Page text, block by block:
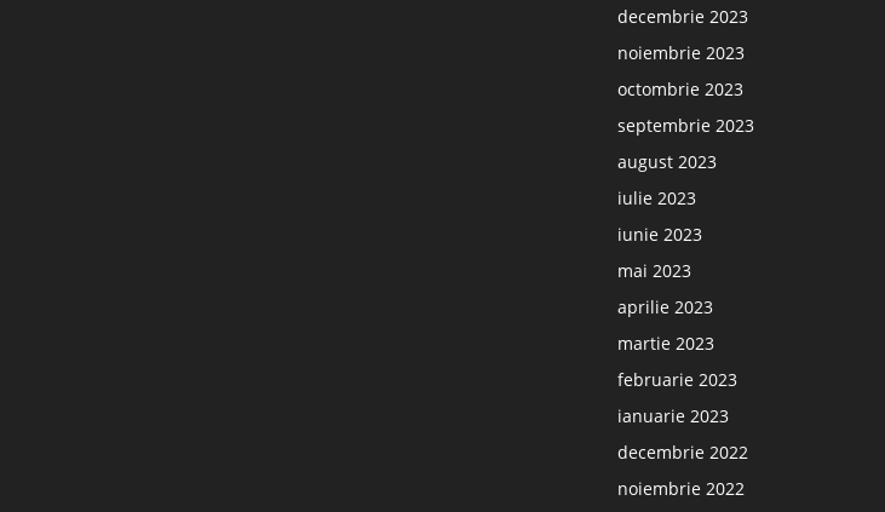
decembrie 2023
noiembrie 2023
octombrie 2023
septembrie 2023
august 2023
iulie 2023
iunie 2023
mai 2023
aprilie 2023
martie 2023
februarie 2023
ianuarie 2023
decembrie 2022
noiembrie 2022